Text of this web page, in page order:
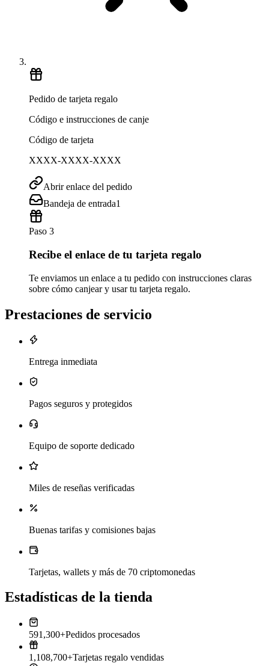
Pedido de tarjeta regalo
Código e instrucciones de canje
Código de tarjeta
XXXX-XXXX-XXXX
Abrir enlace del pedido
Bandeja de entrada1
Paso 3
Recibe el enlace de tu tarjeta regalo
Te enviamos un enlace a tu pedido con instrucciones claras
sobre cómo canjear y usar tu tarjeta regalo.
Prestaciones de servicio
Entrega inmediata
Pagos seguros y protegidos
Equipo de soporte dedicado
Miles de reseñas verificadas
Buenas tarifas y comisiones bajas
Tarjetas, wallets y más de 70 criptomonedas
Estadísticas de la tienda
591,300+Pedidos procesados
1,108,700+Tarjetas regalo vendidas